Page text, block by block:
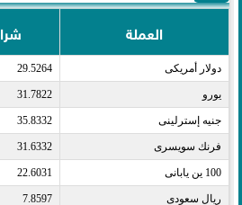
العملة
دولار أمريكى​ 29.5264
يورو​ 31.7822
جنيه إسترلينى​ 35.8332
فرنك سويسرى​ 31.6332
100 ين يابانى​ 22.6031
ريال سعودى​ 7.8597